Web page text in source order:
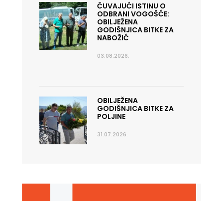
ČUVAJUĆI ISTINU O
ODBRANI VOGOŠĆE:
OBILJEŽENA
GODIŠNJICA BITKE ZA
NABOŽIĆ
03.08.2026.
OBILJEŽENA
GODIŠNJICA BITKE ZA
POLJINE
31.07.2026.